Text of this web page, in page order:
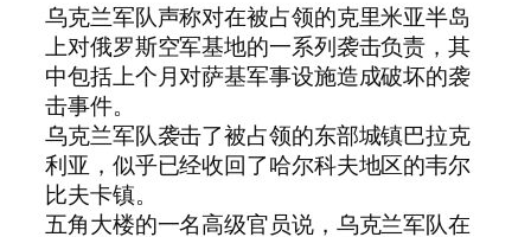
乌克兰军队声称对在被占领的克里米亚半岛
上对俄罗斯空军基地的一系列袭击负责，其
中包括上个月对萨基军事设施造成破坏的袭
击事件。
乌克兰军队袭击了被占领的东部城镇巴拉克
利亚，似乎已经收回了哈尔科夫地区的韦尔
比夫卡镇。
五角大楼的一名高级官员说，乌克兰军队在